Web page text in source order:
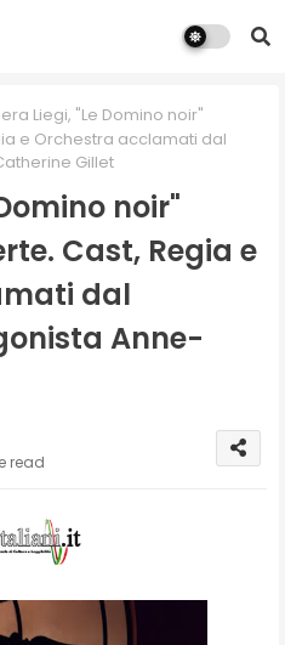
Liegi, "Le Domino noir"
e Orchestra acclamati dal
Gillet
noir"
Cast, Regia e
dal
Anne-
read